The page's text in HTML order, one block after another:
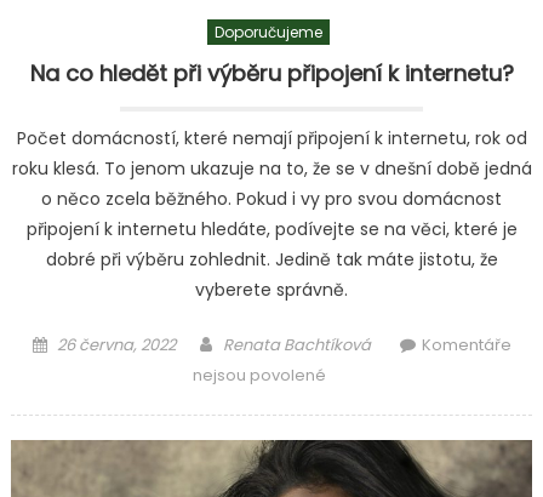
Doporučujeme
Na co hledět při výběru připojení k internetu?
Počet domácností, které nemají připojení k internetu, rok od
roku klesá. To jenom ukazuje na to, že se v dnešní době jedná
o něco zcela běžného. Pokud i vy pro svou domácnost
připojení k internetu hledáte, podívejte se na věci, které je
dobré při výběru zohlednit. Jedině tak máte jistotu, že
vyberete správně.
Posted
26 června, 2022 Author
Renata Bachtíková
Komentáře
nejsou povolené
názvem
Na